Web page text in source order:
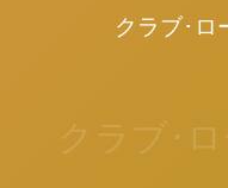
クラブ･ロ
クラブ･